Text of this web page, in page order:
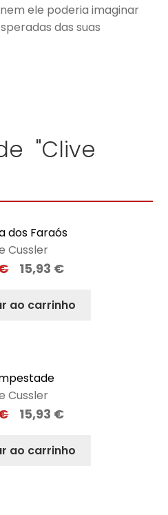
ele poderia imaginar
das suas
"Clive
dos Faraós
Cussler
15,93 €
ao carrinho
Cussler
15,93 €
ao carrinho